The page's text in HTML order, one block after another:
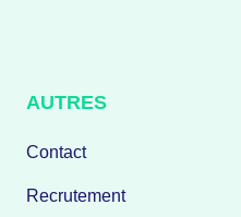
AUTRES
Contact
Recrutement